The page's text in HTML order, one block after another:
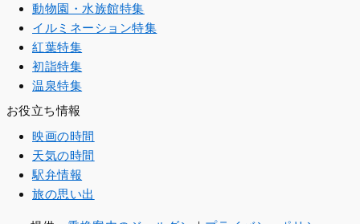
動物園・水族館特集
イルミネーション特集
紅葉特集
初詣特集
温泉特集
お役立ち情報
映画の時間
天気の時間
駅弁情報
旅の思い出